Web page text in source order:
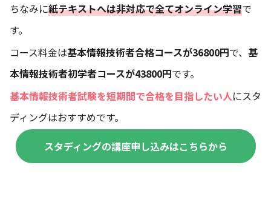
ちなみに紙テキストへは非対応で全てオンライン学習で
す。
コース料金は基本情報技術者合格コースが36800円で、 基
本情報技術者初学者コースが43800円です。
基本情報技術者試験を短期間で合格を目指したい人にスタ
ディングはおすすめです。
スタディングの講座申し込みはこちらから